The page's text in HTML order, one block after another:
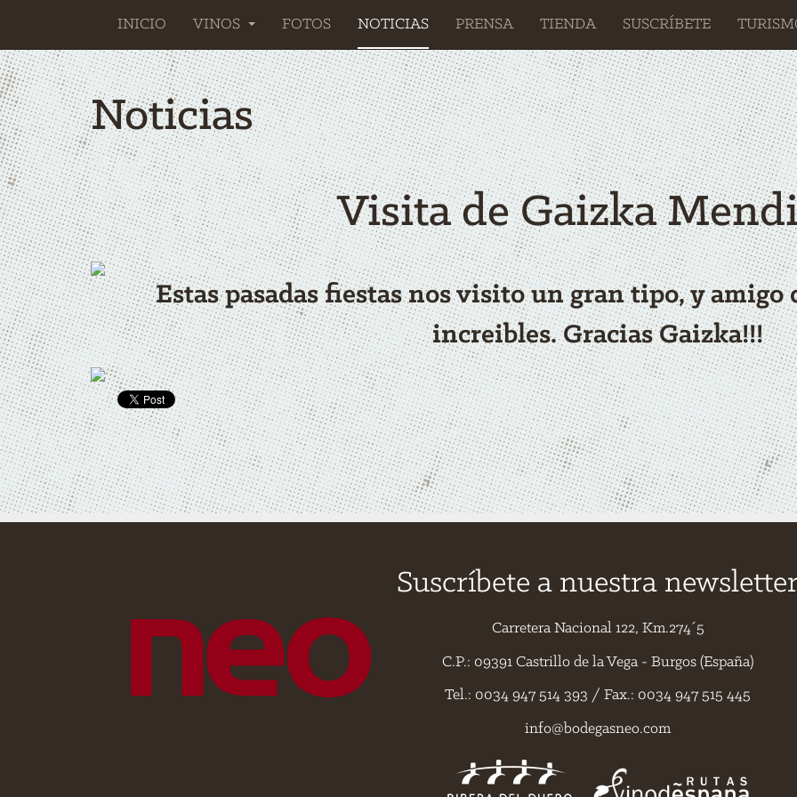
INICIO VINOS FOTOS NOTICIAS PRENSA TIENDA SUSCRÍBETE
Noticias
Visita de Gaizka
Estas pasadas fiestas nos visito un gran tipo, y amigo
increibles. Gracias Gaizka!!!
Suscríbete a nuestra
Carretera Nacional 122, Km.274´5
C.P.: 09391 Castrillo de la Vega - Burgos (España)
Tel.: 0034 947 514 393 / Fax.: 0034 947 515 445
info@bodegasneo.com